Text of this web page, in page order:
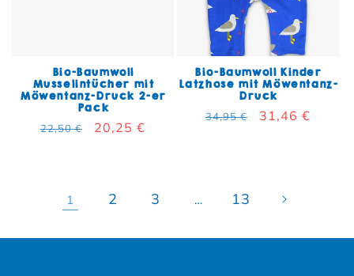
Bio-Baumwoll
Musselintücher mit
Möwentanz-Druck 2-er
Pack
Normaler Preis
22,50 € Verkaufspreis
20,25 €
Bio-Baumwoll Kinder
Latzhose mit Möwentanz-
Druck
Normaler Preis
34,95 € Verkaufspreis
31,46 €
1 2 3 … 13